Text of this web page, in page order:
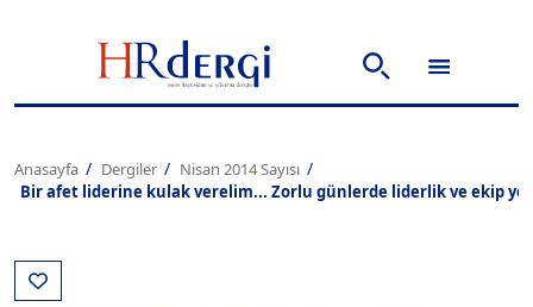
Anasayfa Dergiler
Nisan 2014 Sayısı
Bir afet liderine kulak verelim... Zorlu günlerde liderlik ve ekip